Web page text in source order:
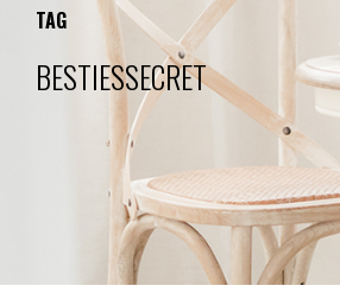
TAG
BESTIESSECRET